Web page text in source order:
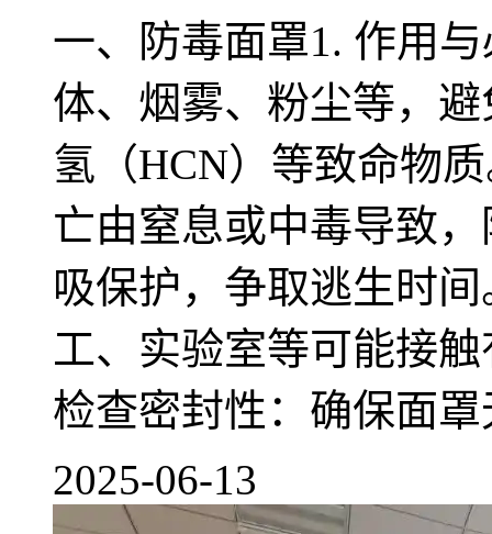
一、防毒面罩1. 作用
体、烟雾、粉尘等，
氢（HCN）等致命物
亡由窒息或中毒导致
吸保护，争取逃生时
工、实验室等可能接
检查密封性：确保面罩
2025-06-13